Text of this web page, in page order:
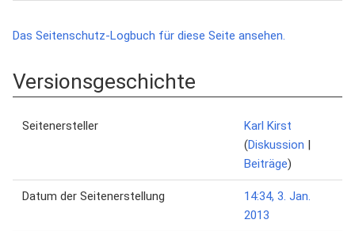
Das Seitenschutz-Logbuch für diese Seite ansehen.
Versionsgeschichte
Seitenersteller
Karl Kirst
(Diskussion |
Beiträge)
Datum der Seitenerstellung
14:34, 3. Jan.
2013